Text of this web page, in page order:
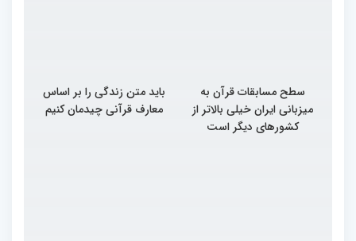
سطح مسابقات قرآن به
میزبانی ایران خیلی بالاتر از
کشورهای دیگر است
باید متن زندگی را بر اساس
معارف قرآنی چیدمان کنیم